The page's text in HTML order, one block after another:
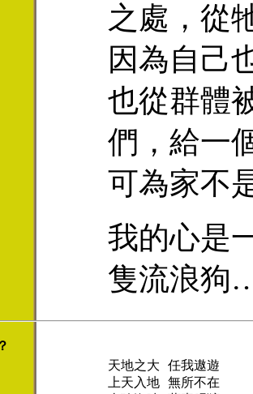
之處，從
因為自己
也從群體
們，給一
可為家不
我的心是
隻流浪狗
天地之大 任我遨遊
上天入地 無所不在